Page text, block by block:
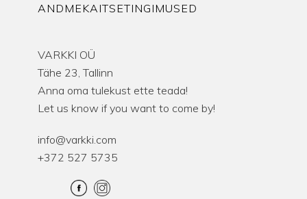
ANDMEKAITSETINGIMUSED
VARKKI OÜ
Tähe 23, Tallinn
Anna oma tulekust ette teada!
Let us know if you want to come by!
info@varkki.com
+372 527 5735